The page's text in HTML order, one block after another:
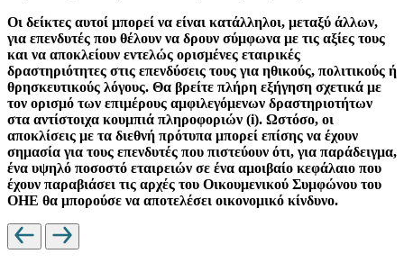
Οι δείκτες αυτοί μπορεί να είναι κατάλληλοι, μεταξύ άλλων,
για επενδυτές που θέλουν να δρουν σύμφωνα με τις αξίες τους
και να αποκλείουν εντελώς ορισμένες εταιρικές
δραστηριότητες στις επενδύσεις τους για ηθικούς, πολιτικούς ή
θρησκευτικούς λόγους. Θα βρείτε πλήρη εξήγηση σχετικά με
τον ορισμό των επιμέρους αμφιλεγόμενων δραστηριοτήτων
στα αντίστοιχα κουμπιά πληροφοριών (i). Ωστόσο, οι
αποκλίσεις με τα διεθνή πρότυπα μπορεί επίσης να έχουν
σημασία για τους επενδυτές που πιστεύουν ότι, για παράδειγμα,
ένα υψηλό ποσοστό εταιρειών σε ένα αμοιβαίο κεφάλαιο που
έχουν παραβιάσει τις αρχές του Οικουμενικού Συμφώνου του
ΟΗΕ θα μπορούσε να αποτελέσει οικονομικό κίνδυνο.